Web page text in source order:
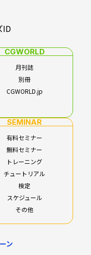
ID
CGWORLD
月刊誌
別冊
CGWORLD.jp
SEMINAR
有料セミナー
無料セミナー
トレーニング
チュートリアル
検定
スケジュール
その他
ン